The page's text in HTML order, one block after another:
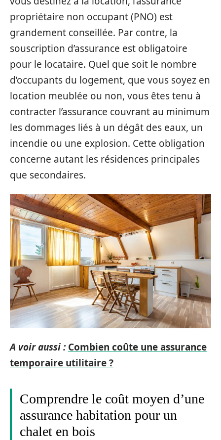
propriétaire non occupant (PNO) est
grandement conseillée. Par contre, la
souscription d’assurance est obligatoire
pour le locataire. Quel que soit le nombre
d’occupants du logement, que vous soyez en
location meublée ou non, vous êtes tenu à
contracter l’assurance couvrant au minimum
les dommages liés à un dégât des eaux, un
incendie ou une explosion. Cette obligation
concerne autant les résidences principales
que secondaires.
A voir aussi : Combien coûte une assurance
temporaire utilitaire ?
Comprendre le coût moyen d’une
assurance habitation pour un
chalet en bois